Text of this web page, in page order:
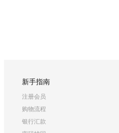
新手指南
注册会员
购物流程
银行汇款